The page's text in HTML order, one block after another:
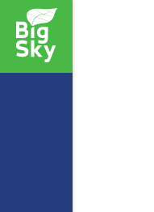
content